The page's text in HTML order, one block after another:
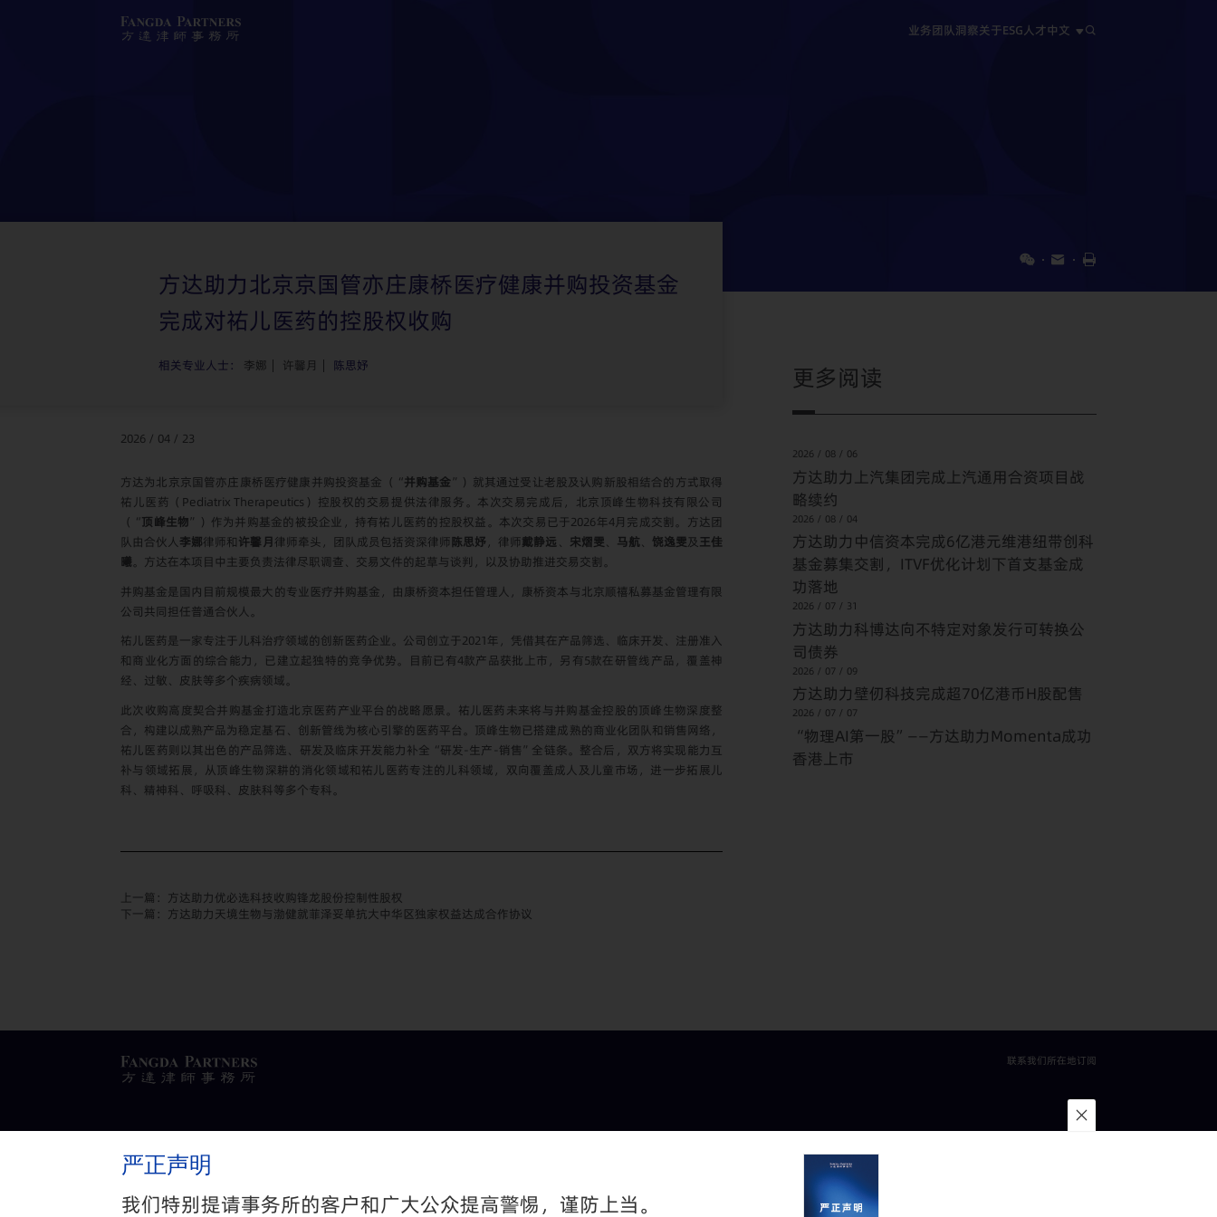
业务团队洞察关于ESG人才中文
方达助力北京京国管亦庄康桥医疗健康并购投资基金
完成对祐儿医药的控股权收购
相关专业人士： 李娜 许馨月 陈思妤
2026 / 04 / 23
方达为北京京国管亦庄康桥医疗健康并购投资基金（“并购基金”）就其通过受让老股及认购新股相结合的方式取得
祐儿医药（Pediatrix Therapeutics）控股权的交易提供法律服务。本次交易完成后，北京顶峰生物科技有限公司
（“顶峰生物”）作为并购基金的被投企业，持有祐儿医药的控股权益。本次交易已于2026年4月完成交割。方达团
队由合伙人李娜律师和许馨月 律师牵头，团队成员包括资深律师陈思妤 ，律师戴静远 、 宋熠雯、 马航、 饶逸雯及王佳
曦。方达在本项目中主要负责法律尽职调查、交易文件的起草与谈判，以及协助推进交易交割。
并购基金是国内目前规模最大的专业医疗并购基金，由康桥资本担任管理人，康桥资本与北京顺禧私募基金管理有限
公司共同担任普通合伙人。
祐儿医药是一家专注于儿科治疗领域的创新医药企业。公司创立于2021年，凭借其在产品筛选、临床开发、注册准入
和商业化方面的综合能力，已建立起独特的竞争优势。目前已有4款产品获批上市，另有5款在研管线产品，覆盖神
经、过敏、皮肤等多个疾病领域。
此次收购高度契合并购基金打造北京医药产业平台的战略愿景。祐儿医药未来将与并购基金控股的顶峰生物深度整
合，构建以成熟产品为稳定基石、创新管线为核心引擎的医药平台。顶峰生物已搭建成熟的商业化团队和销售网络，
祐儿医药则以其出色的产品筛选、研发及临床开发能力补全“研发-生产-销售”全链条。整合后，双方将实现能力互
补与领域拓展，从顶峰生物深耕的消化领域和祐儿医药专注的儿科领域，双向覆盖成人及儿童市场，进一步拓展儿
科、精神科、呼吸科、皮肤科等多个专科。
上一篇：
方达助力优必选科技收购锋龙股份控制性股权
下一篇：
方达助力天境生物与渤健就菲泽妥单抗大中华区独家权益达成合作协议
更多阅读
2026 / 08 / 06
方达助力上汽集团完成上汽通用合资项目战
略续约
2026 / 08 / 04
方达助力中信资本完成6亿港元维港纽带创科
基金募集交割，ITVF优化计划下首支基金成
功落地
2026 / 07 / 31
方达助力科博达向不特定对象发行可转换公
司债券
2026 / 07 / 09
方达助力壁仞科技完成超70亿港币H股配售
2026 / 07 / 07
“物理AI第一股”——方达助力Momenta成功
香港上市
联系我们所在地订阅
隐私政策 与 免责声明
严正声明
我们特别提请事务所的客户和广大公众提高警惕，谨防上当。